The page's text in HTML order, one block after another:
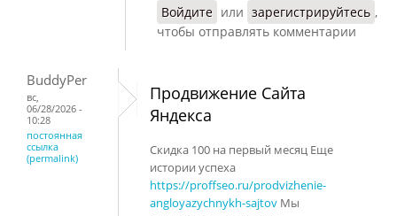
Войдите или зарегистрируйтесь ,
чтобы отправлять комментарии
BuddyPer
вс,
06/28/2026 -
10:28
постоянная
ссылка
(permalink)
Продвижение Сайта
Яндекса
Скидка 100 на первый месяц Еще
истории успеха
https://proffseo.ru/prodvizhenie-
angloyazychnykh-sajtov Мы